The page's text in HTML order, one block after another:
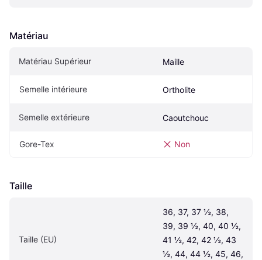
Matériau
Matériau Supérieur Maille
Semelle intérieure Ortholite
Semelle extérieure Caoutchouc
Gore-Tex Non
Taille
Taille (EU)
36, 37, 37 ½, 38,
39, 39 ½, 40, 40 ½,
41 ½, 42, 42 ½, 43
½, 44, 44 ½, 45, 46,